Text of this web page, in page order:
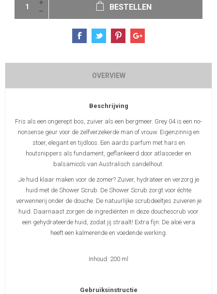
BESTELLEN
OVERVIEW
Beschrijving
Fris als een ongerept bos, zuiver als een bergmeer. Grey 04 is een no-
nonsense geur voor de zelfverzekerde man of vrouw. Eigenzinnig en
stoer, elegant en tijdloos. Een aards parfum met hars en
houtsnippers als fundament, geflankeerd door atlasceder en
balsamico’s van Australisch sandelhout.
Je huid klaar maken voor de zomer? Zuiver, hydrateer en verzorg je
huid met de Shower Scrub. De Shower Scrub zorgt voor échte
verwennerij onder de douche. De natuurlijke scrubdeeltjes zuiveren je
huid. Daarnaast zorgen de ingrediënten in deze douchescrub voor
een gehydrateerde huid, zodat jij straalt! Extra fijn: De aloë vera
heeft een kalmerende en voedende werking.
Inhoud: 200 ml
Gebruiksinstructie